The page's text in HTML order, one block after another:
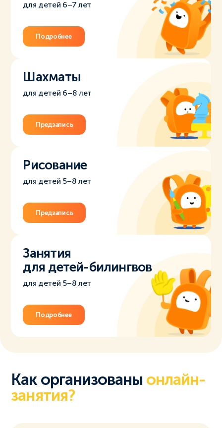
для детей 6–7 лет
Подробнее
Шахматы
для детей 6–8 лет
Предзапись
Рисование
для детей 5–8 лет
Предзапись
Занятия
для детей-билингвов
для детей 5–8 лет
Подробнее
Как организованы онлайн-
занятия?